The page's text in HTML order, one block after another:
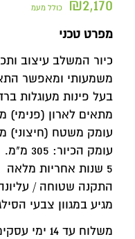
₪2,170 כולל מעמ
מפרט טכני
כיור המשלב עיצוב
משמעותי ומאפשר
בעל פינות מעוגלות
מתאים לארון (פנימי)
עומק משטח (חיצוני)
עומק הכיור: 305 מ"מ.
5 שנות אחריות מלאה
התקנה שטוחה /
מגיע במגוון צבעי
משלוח עד